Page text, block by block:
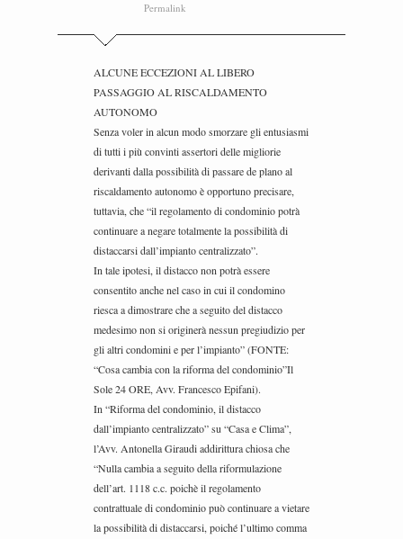
Permalink
ALCUNE ECCEZIONI AL LIBERO
PASSAGGIO AL RISCALDAMENTO
AUTONOMO
Senza voler in alcun modo smorzare gli entusiasmi
di tutti i più convinti assertori delle migliorie
derivanti dalla possibilità di passare de plano al
riscaldamento autonomo è opportuno precisare,
tuttavia, che “il regolamento di condominio potrà
continuare a negare totalmente la possibilità di
distaccarsi dall’impianto centralizzato”.
In tale ipotesi, il distacco non potrà essere
consentito anche nel caso in cui il condomino
riesca a dimostrare che a seguito del distacco
medesimo non si originerà nessun pregiudizio per
gli altri condomini e per l’impianto” (FONTE:
“Cosa cambia con la riforma del condominio”Il
Sole 24 ORE, Avv. Francesco Epifani).
In “Riforma del condominio, il distacco
dall’impianto centralizzato” su “Casa e Clima”,
l’Avv. Antonella Giraudi addirittura chiosa che
“Nulla cambia a seguito della riformulazione
dell’art. 1118 c.c. poichè il regolamento
contrattuale di condominio può continuare a vietare
la possibilità di distaccarsi, poiché l’ultimo comma